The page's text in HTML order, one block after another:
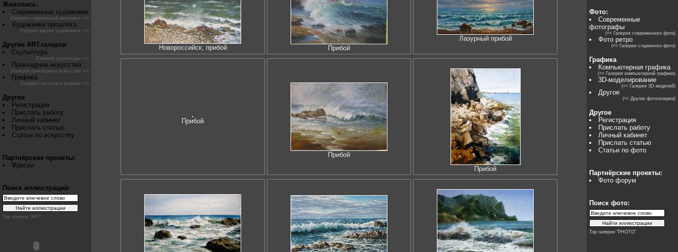
Живопись:
Современные художники
(Галерея современной живописи >>)
Художники прошлого
(Галерея картин художников >>)
Другие ART-галереи
Скульптура
(Галерея скульптуры >>)
Прикладное искусство
(Галерея прикладного искусства >>)
Графика
(Галерея рисунка и графики >>)
Другое
Регистрация
Прислать работу
Личный кабинет
Прислать статью
Статьи по искусству
Партнёрские проекты:
Фрески
Поиск иллюстраций:
Top галереи "АРТ"
Новороссийск, прибой Прибой
Лазурный прибой
Прибой
Прибой
Прибой
Фото:
Современные
фотографы
(<< Галерея современного фото)
Фото ретро
(<< Галереи старинного фото)
Графика
Компьютерная графика
(<< Галерея компьютерной графики)
3D-моделирование
(<< Галерея 3D-моделей)
Другое
(<< Другие фотогалереи)
Другое
Регистрация
Прислать работу
Личный кабинет
Прислать статью
Статьи по фото
Партнёрские проекты:
Фото форум
Поиск фото:
Top галереи "PHOTO"